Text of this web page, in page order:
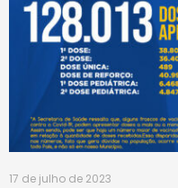
17 de julho de 2023